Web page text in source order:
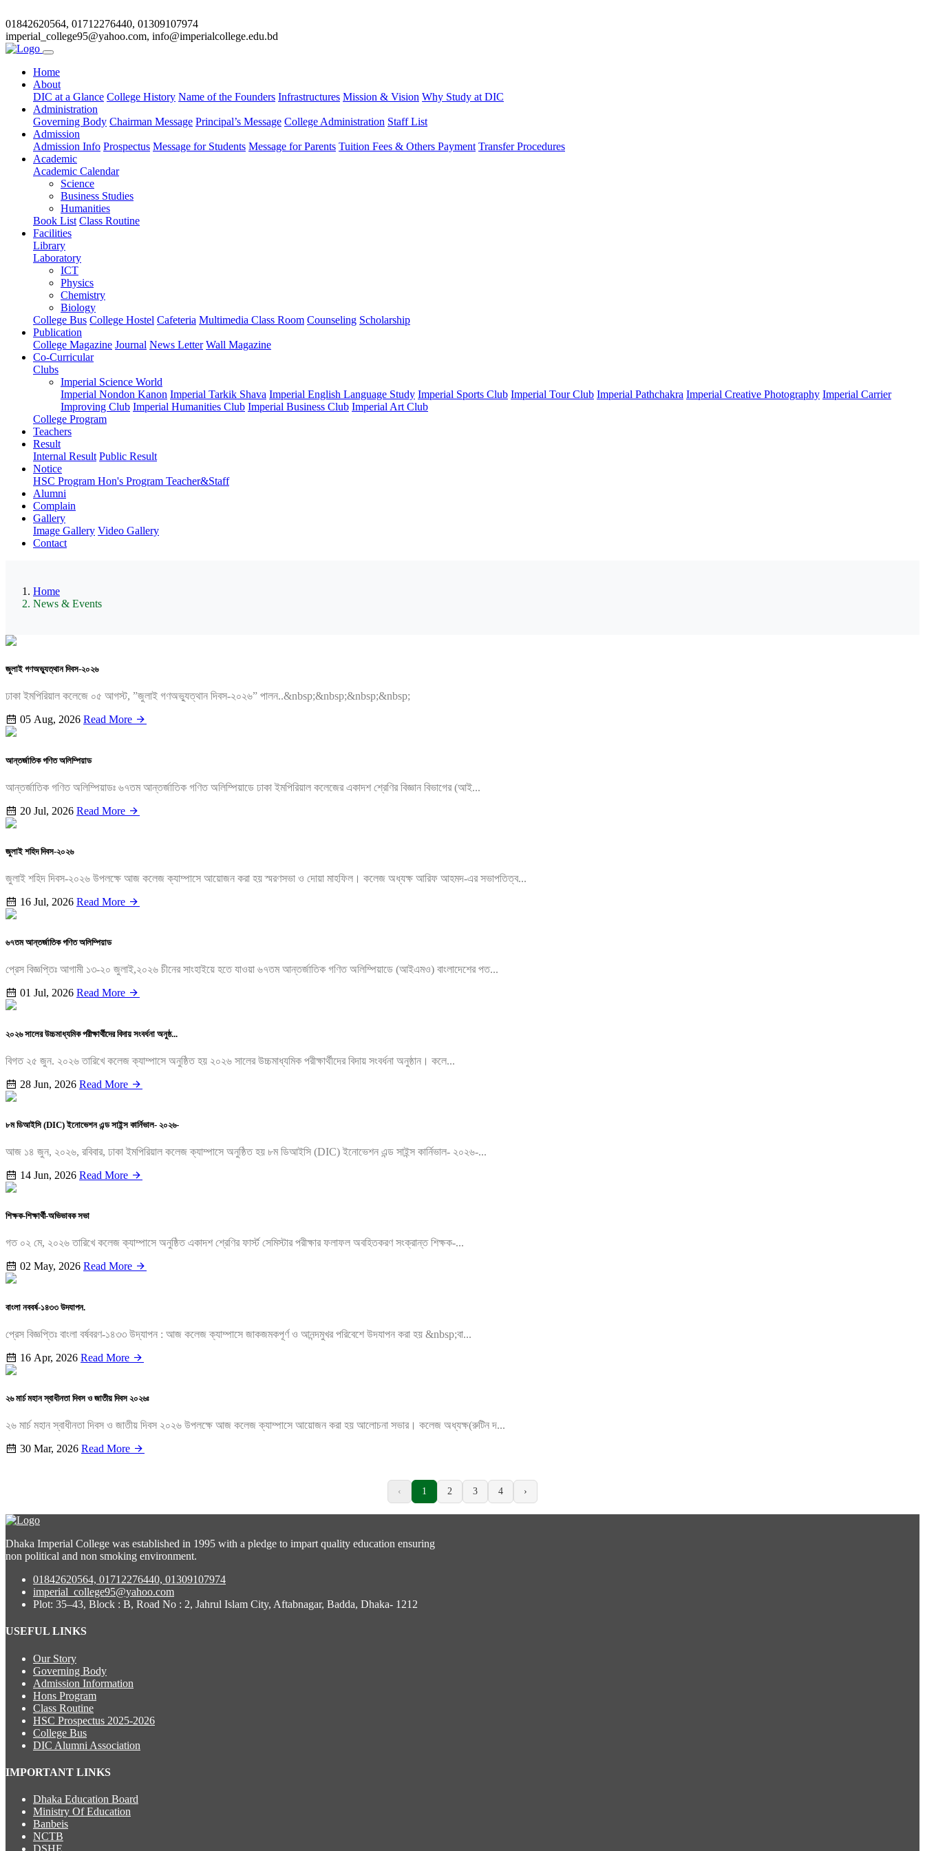
01842620564, 01712276440, 01309107974
imperial_college95@yahoo.com, info@imperialcollege.edu.bd
Home
About
DIC at a Glance College History Name of the Founders Infrastructures Mission & Vision Why Study at DIC
Administration
Governing Body Chairman Message Principal’s Message College Administration Staff List
Admission
Admission Info Prospectus Message for Students Message for Parents Tuition Fees & Others Payment Transfer Procedures
Academic
Academic Calendar
Science
Business Studies
Humanities
Book List Class Routine
Facilities
Library
Laboratory
ICT
Physics
Chemistry
Biology
College Bus College Hostel Cafeteria Multimedia Class Room Counseling Scholarship
Publication
College Magazine Journal News Letter Wall Magazine
Co-Curricular
Clubs
Imperial Science World
Imperial Nondon Kanon Imperial Tarkik Shava Imperial English Language Study Imperial Sports Club Imperial Tour Club Imperial Pathchakra Imperial Creative Photography Imperial Carrier
Improving Club Imperial Humanities Club Imperial Business Club Imperial Art Club
College Program
Teachers
Result
Internal Result Public Result
Notice
HSC Program Hon's Program Teacher&Staff
Alumni
Complain
Gallery
Image Gallery Video Gallery
Contact
Home
News & Events
জুলাই গণঅভ্যুত্থান দিবস-২০২৬
ঢাকা ইমপিরিয়াল কলেজে ০৫ আগস্ট, ”জুলাই গণঅভ্যুত্থান দিবস-২০২৬” পালন..&nbsp;&nbsp;&nbsp;&nbsp;
05 Aug, 2026 Read More
আন্তর্জাতিক গণিত অলিম্পিয়াড
আন্তর্জাতিক গণিত অলিম্পিয়াডঃ ৬৭তম আন্তর্জাতিক গণিত অলিম্পিয়াডে ঢাকা ইমপিরিয়াল কলেজের একাদশ শ্রেণির বিজ্ঞান বিভাগের (আই...
20 Jul, 2026 Read More
জুলাই শহিদ দিবস-২০২৬
জুলাই শহিদ দিবস-২০২৬ উপলক্ষে আজ কলেজ ক্যাম্পাসে আয়োজন করা হয় স্মরণসভা ও দোয়া মাহফিল। কলেজ অধ্যক্ষ আরিফ আহমদ-এর সভাপতিত্ব...
16 Jul, 2026 Read More
৬৭তম আন্তর্জাতিক গণিত অলিম্পিয়াড
প্রেস বিজ্ঞপ্তিঃ আগামী ১৩-২০ জুলাই,২০২৬ চীনের সাংহাইয়ে হতে যাওয়া ৬৭তম আন্তর্জাতিক গণিত অলিম্পিয়াডে (আইএমও) বাংলাদেশের পত...
01 Jul, 2026 Read More
২০২৬ সালের উচ্চমাধ্যমিক পরীক্ষার্থীদের বিদায় সংবর্ধনা অনুষ্ঠ...
বিগত ২৫ জুন. ২০২৬ তারিখে কলেজ ক্যাম্পাসে অনুষ্ঠিত হয় ২০২৬ সালের উচ্চমাধ্যমিক পরীক্ষার্থীদের বিদায় সংবর্ধনা অনুষ্ঠান। কলে...
28 Jun, 2026 Read More
৮ম ডিআইসি (DIC) ইনোভেশন এন্ড সাইন্স কার্নিভাল- ২০২৬-
আজ ১৪ জুন, ২০২৬, রবিবার, ঢাকা ইমপিরিয়াল কলেজ ক্যাম্পাসে অনুষ্ঠিত হয় ৮ম ডিআইসি (DIC) ইনোভেশন এন্ড সাইন্স কার্নিভাল- ২০২৬-...
14 Jun, 2026 Read More
শিক্ষক-শিক্ষার্থী-অভিভাবক সভা
গত ০২ মে, ২০২৬ তারিখে কলেজ ক্যাম্পাসে অনুষ্ঠিত একাদশ শ্রেণির ফার্স্ট সেমিস্টার পরীক্ষার ফলাফল অবহিতকরণ সংক্রান্ত শিক্ষক-...
02 May, 2026 Read More
বাংলা নববর্ষ-১৪৩৩ উদযাপন.
প্রেস বিজ্ঞপ্তিঃ বাংলা বর্ষবরণ-১৪৩৩ উদ্‌যাপন : আজ কলেজ ক্যাম্পাসে জাকজমকপূর্ণ ও আনন্দমুখর পরিবেশে উদযাপন করা হয় &nbsp;বা...
16 Apr, 2026 Read More
২৬ মার্চ মহান স্বাধীনতা দিবস ও জাতীয় দিবস ২০২৬ঃ
২৬ মার্চ মহান স্বাধীনতা দিবস ও জাতীয় দিবস ২০২৬ উপলক্ষে আজ কলেজ ক্যাম্পাসে আয়োজন করা হয় আলোচনা সভার। কলেজ অধ্যক্ষ(রুটিন দ...
30 Mar, 2026 Read More
‹ 1 2 3 4 ›
Dhaka Imperial College was established in 1995 with a pledge to impart quality education ensuring
non political and non smoking environment.
01842620564, 01712276440, 01309107974
imperial_college95@yahoo.com
Plot: 35–43, Block : B, Road No : 2, Jahrul Islam City, Aftabnagar, Badda, Dhaka- 1212
USEFUL LINKS
Our Story
Governing Body
Admission Information
Hons Program
Class Routine
HSC Prospectus 2025-2026
College Bus
DIC Alumni Association
IMPORTANT LINKS
Dhaka Education Board
Ministry Of Education
Banbeis
NCTB